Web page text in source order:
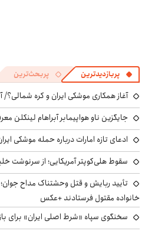
پربازدیدترین پربحث‌ترین
آغاز همکاری موشکی ایران و کره
جایگزین ناو هواپیمابر آبراهام لینکلن
ادعای تازه امارات درباره حمله موشکی
سقوط هلی‌کوپتر آمریکایی؛ از سرنوشت
تأیید ربایش و قتل وحشتناک مداح
خانواده مقتول فرستادند +عکس
سخنگوی سپاه «شرط اصلی ایران» برای